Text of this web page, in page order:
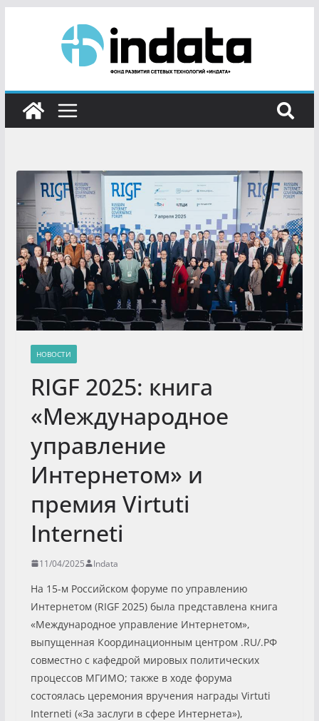
НОВОСТИ
RIGF 2025: книга
«Международное
управление
Интернетом» и
премия Virtuti
Interneti
11/04/2025 Indata
На 15-м Российском форуме по управлению
Интернетом (RIGF 2025) была представлена книга
«Международное управление Интернетом»,
выпущенная Координационным центром .RU/.РФ
совместно с кафедрой мировых политических
процессов МГИМО; также в ходе форума
состоялась церемония вручения награды Virtuti
Interneti («За заслуги в сфере Интернета»),